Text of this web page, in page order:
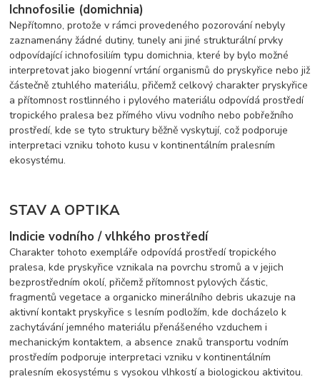
Ichnofosilie (domichnia)
Nepřítomno, protože v rámci provedeného pozorování nebyly
zaznamenány žádné dutiny, tunely ani jiné strukturální prvky
odpovídající ichnofosiliím typu domichnia, které by bylo možné
interpretovat jako biogenní vrtání organismů do pryskyřice nebo již
částečně ztuhlého materiálu, přičemž celkový charakter pryskyřice
a přítomnost rostlinného i pylového materiálu odpovídá prostředí
tropického pralesa bez přímého vlivu vodního nebo pobřežního
prostředí, kde se tyto struktury běžně vyskytují, což podporuje
interpretaci vzniku tohoto kusu v kontinentálním pralesním
ekosystému.
STAV A OPTIKA
Indicie vodního / vlhkého prostředí
Charakter tohoto exempláře odpovídá prostředí tropického
pralesa, kde pryskyřice vznikala na povrchu stromů a v jejich
bezprostředním okolí, přičemž přítomnost pylových částic,
fragmentů vegetace a organicko minerálního debris ukazuje na
aktivní kontakt pryskyřice s lesním podložím, kde docházelo k
zachytávání jemného materiálu přenášeného vzduchem i
mechanickým kontaktem, a absence znaků transportu vodním
prostředím podporuje interpretaci vzniku v kontinentálním
pralesním ekosystému s vysokou vlhkostí a biologickou aktivitou.